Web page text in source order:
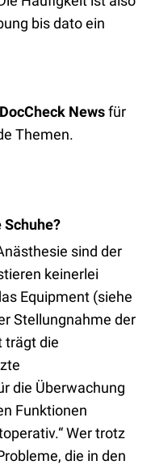
bis dato ein
DocCheck Newsfür
Themen.
sind der
keinerlei
Equipment (siehe
Stellungnahme der
trägt die
die Überwachung
Funktionen
Wer trotz
die in den